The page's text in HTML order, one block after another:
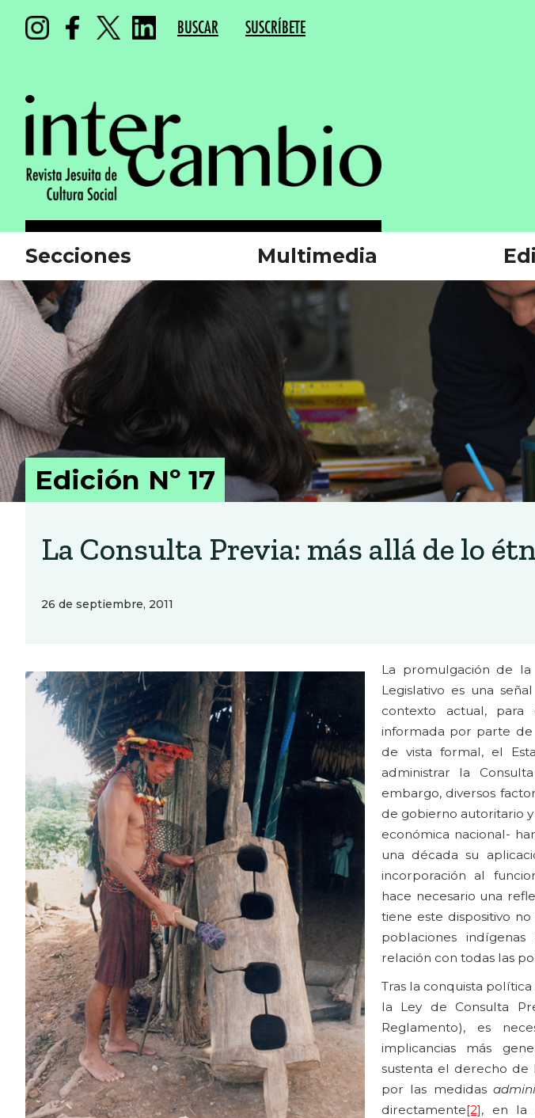
BUSCAR SUSCRÍBETE
Secciones Multimedia
Edición Nº 17
La Consulta Previa: más allá de lo
26 de septiembre, 2011
La promulgación de
Legislativo es una
contexto actual,
informada por parte de
de vista formal, el
administrar la
embargo, diversos
de gobierno autoritario
económica nacional-
una década su
incorporación al
hace necesario una
tiene este dispositivo
poblaciones
relación con todas las
Tras la conquista
la Ley de Consulta
Reglamento), es
implicancias más
sustenta el derecho de
por las medidas
directamente[2], en la